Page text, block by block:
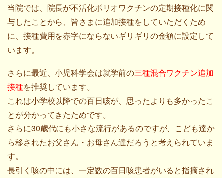
当院では、院長が不活化ポリオワクチンの定期接種化に関
与したことから、皆さまに追加接種をしていただくため
に、接種費用を赤字にならないギリギリの金額に設定して
います。
さらに最近、小児科学会は就学前の三種混合ワクチン追加
接種を推奨しています。
これは小学校以降での百日咳が、思ったよりも多かったこ
とが分かってきたためです。
さらに30歳代にも小さな流行があるのですが、こども達か
ら移されたお父さん・お母さん達だろうと考えられていま
す。
長引く咳の中には、一定数の百日咳患者がいると指摘され